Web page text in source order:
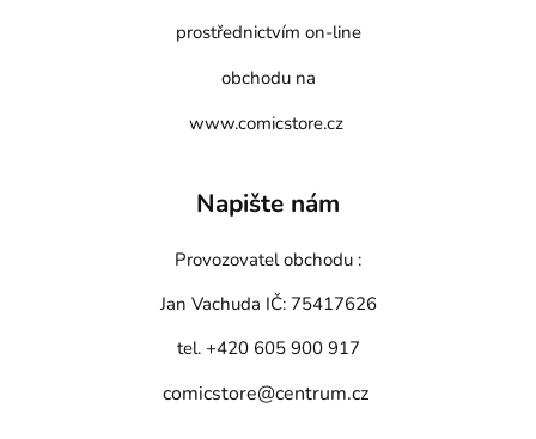
prostřednictvím on-line
obchodu na
www.comicstore.cz
Napište nám
Provozovatel obchodu :
Jan Vachuda IČ: 75417626
tel. +420 605 900 917
comicstore@centrum.cz